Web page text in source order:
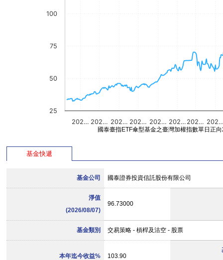
202… 202… 202… 202… 202… 202… 202…
25
50
75
100
國泰臺指ETF傘型基金之臺灣加權指數單日正
基金快遞
基金公司 國泰證券投資信託股份有限公司
淨值
(2026/08/07)
96.73000
基金類別 交易策略 - 槓桿及沽空 - 股票
本年迄今收益% 103.90